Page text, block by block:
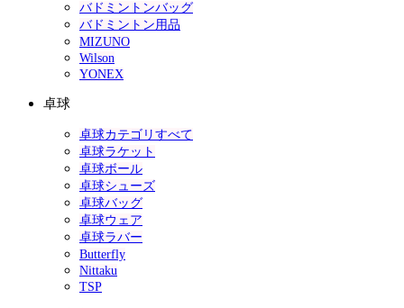
バドミントンバッグ
バドミントン用品
MIZUNO
Wilson
YONEX
卓球
卓球カテゴリすべて
卓球ラケット
卓球ボール
卓球シューズ
卓球バッグ
卓球ウェア
卓球ラバー
Butterfly
Nittaku
TSP